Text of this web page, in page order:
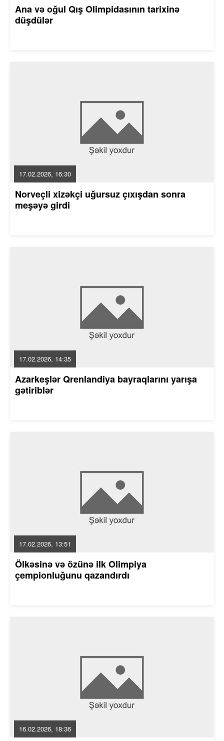
Ana və oğul Qış Olimpidasının tarixinə
düşdülər
17.02.2026, 16:30
Norveçli xizəkçi uğursuz çıxışdan sonra
meşəyə girdi
17.02.2026, 14:35
Azarkeşlər Qrenlandiya bayraqlarını yarışa
gətiriblər
17.02.2026, 13:51
Ölkəsinə və özünə ilk Olimpiya
çempionluğunu qazandırdı
16.02.2026, 18:36